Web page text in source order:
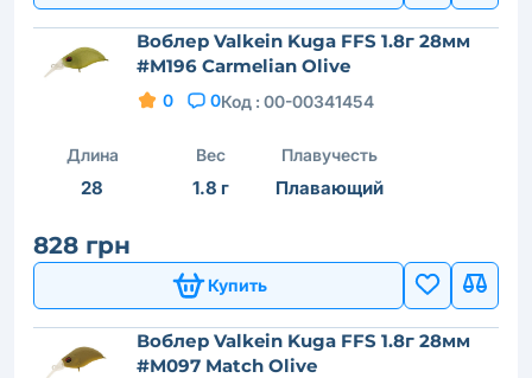
Воблер Valkein Kuga FFS 1.8г 28мм
#M196 Carmelian Olive
0 0Код : 00-00341454
Длина
28
Вес
1.8 г
Плавучесть
Плавающий
828 грн
Купить
Воблер Valkein Kuga FFS 1.8г 28мм
#M097 Match Olive